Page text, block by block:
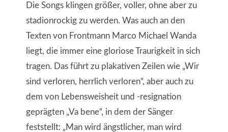
Die Songs klingen größer, voller, ohne aber zu
stadionrockig zu werden. Was auch an den
Texten von Frontmann Marco Michael Wanda
liegt, die immer eine gloriose Traurigkeit in sich
tragen. Das führt zu plakativen Zeilen wie „Wir
sind verloren, herrlich verloren“, aber auch zu
dem von Lebensweisheit und -resignation
geprägten „Va bene“, in dem der Sänger
feststellt: „Man wird ängstlicher, man wird